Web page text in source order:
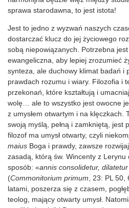
sprawa starodawna, to jest istota!
Jest to jedno z wyzwań naszych
dostarczać klucz do jej życiowego
sobą niepowiązanych. Potrzebna
ewangeliczna, aby lepiej zrozumieć
synteza, ale duchowy klimat badań i
prawdach rozumu i wiary. Filozofia i
przekonań, które kształtują i
wolę… ale to wszystko jest owocne
z umysłem otwartym i na klęczkach.
swoją myślą, pełną i zamkniętą, jest
filozof ma umysł otwarty, czyli
maius Boga i prawdy, zawsze
zasadą, którą św. Wincenty z Lerynu
sposób: «annis consolidetur,
(Commonitorium primum , 23: PL
latami, poszerza się z czasem,
teolog, mający otwarty umysł.